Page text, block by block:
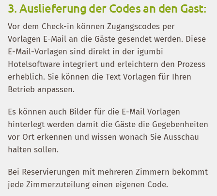
3. Auslieferung der Codes an den Gast:
Vor dem Check-in können Zugangscodes per
Vorlagen E-Mail an die Gäste gesendet werden. Diese
E-Mail-Vorlagen sind direkt in der igumbi
Hotelsoftware integriert und erleichtern den Prozess
erheblich. Sie können die Text Vorlagen für Ihren
Betrieb anpassen.
Es können auch Bilder für die E-Mail Vorlagen
hinterlegt werden damit die Gäste die Gegebenheiten
vor Ort erkennen und wissen wonach Sie Ausschau
halten sollen.
Bei Reservierungen mit mehreren Zimmern bekommt
jede Zimmerzuteilung einen eigenen Code.